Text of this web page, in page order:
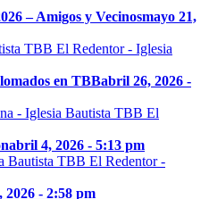
– Amigos y Vecinosmayo 21,
en TBBabril 26, 2026 -
abril 4, 2026 - 5:13 pm
2026 - 2:58 pm